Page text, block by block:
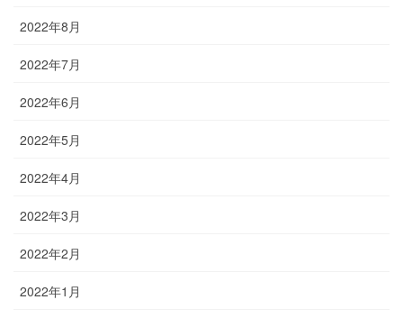
2022年8月
2022年7月
2022年6月
2022年5月
2022年4月
2022年3月
2022年2月
2022年1月